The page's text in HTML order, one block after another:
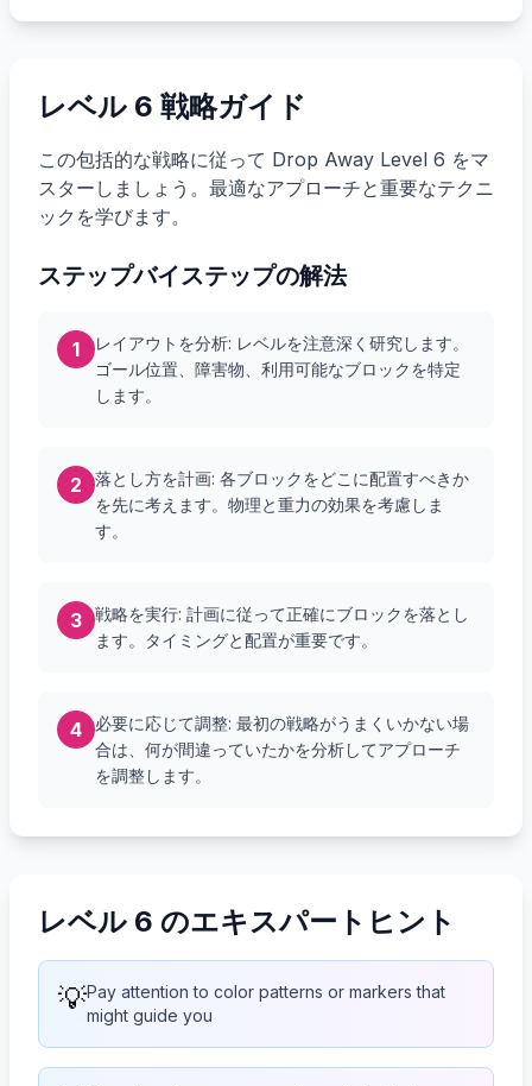
レベル 6 戦略ガイド
この包括的な戦略に従って Drop Away Level 6 をマ
スターしましょう。最適なアプローチと重要なテクニ
ックを学びます。
ステップバイステップの解法
1
レイアウトを分析: レベルを注意深く研究します。
ゴール位置、障害物、利用可能なブロックを特定
します。
2
落とし方を計画: 各ブロックをどこに配置すべきか
を先に考えます。物理と重力の効果を考慮しま
す。
3
戦略を実行: 計画に従って正確にブロックを落とし
ます。タイミングと配置が重要です。
4
必要に応じて調整: 最初の戦略がうまくいかない場
合は、何が間違っていたかを分析してアプローチ
を調整します。
レベル 6 のエキスパートヒント
💡Pay attention to color patterns or markers that
might guide you